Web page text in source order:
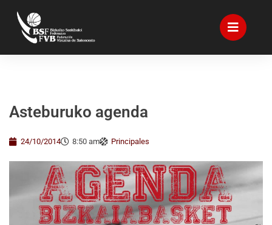
Asteburuko agenda
24/10/2014 8:50 am Principales